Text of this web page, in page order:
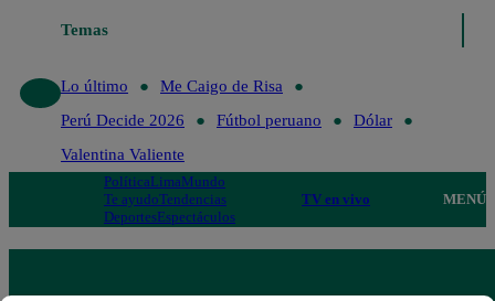
Temas
Lo último
Me Caigo de Risa
Perú Decide 2026
Fútbol peruano
Dólar
Valentina Valiente
PolíticaLimaMundo
Te ayudoTendencias
DeportesEspectáculos
TV en vivo MENÚ